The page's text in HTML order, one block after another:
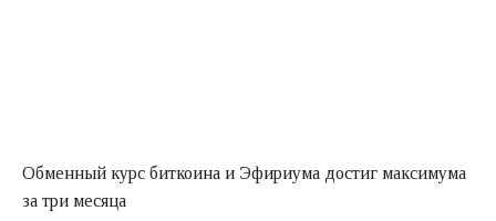
Обменный курс биткоина и Эфириума достиг максимума
за три месяца